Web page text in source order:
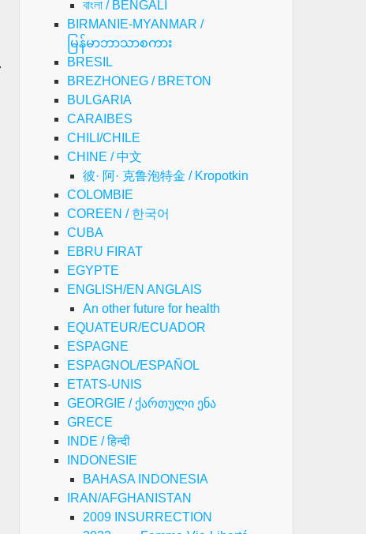
বাংলা / BENGALI
BIRMANIE-MYANMAR /
မြန်မာဘာသာစကား
BRESIL
BREZHONEG / BRETON
BULGARIA
CARAIBES
CHILI/CHILE
CHINE / 中文
彼· 阿· 克鲁泡特金 / Kropotkin
COLOMBIE
COREEN / 한국어
CUBA
EBRU FIRAT
EGYPTE
ENGLISH/EN ANGLAIS
An other future for health
EQUATEUR/ECUADOR
ESPAGNE
ESPAGNOL/ESPAÑOL
ETATS-UNIS
GEORGIE / ქართული ენა
GRECE
INDE / हिन्दी
INDONESIE
BAHASA INDONESIA
IRAN/AFGHANISTAN
2009 INSURRECTION